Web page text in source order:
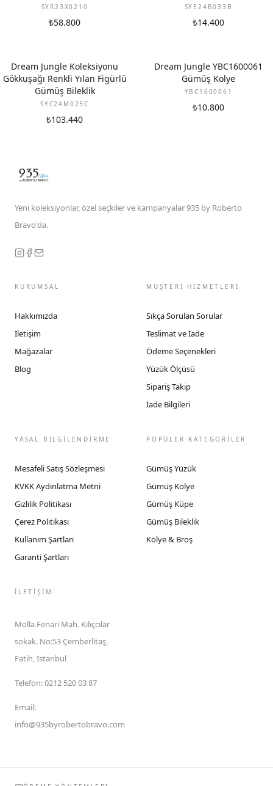
SYR23X0210
₺58.800
SYE24B033B
₺14.400
Dream Jungle Koleksiyonu
Gökkuşağı Renkli Yılan Figürlü
Gümüş Bileklik
SYC24M025C
₺103.440
Dream Jungle YBC1600061
Gümüş Kolye
YBC1600061
₺10.800
Yeni koleksiyonlar, özel seçkiler ve kampanyalar 935 by Roberto
Bravo'da.
KURUMSAL
Hakkımızda
İletişim
Mağazalar
Blog
MÜŞTERİ HİZMETLERİ
Sıkça Sorulan Sorular
Teslimat ve İade
Ödeme Seçenekleri
Yüzük Ölçüsü
Sipariş Takip
İade Bilgileri
YASAL BİLGİLENDİRME
Mesafeli Satış Sözleşmesi
KVKK Aydınlatma Metni
Gizlilik Politikası
Çerez Politikası
Kullanım Şartları
Garanti Şartları
POPÜLER KATEGORİLER
Gümüş Yüzük
Gümüş Kolye
Gümüş Küpe
Gümüş Bileklik
Kolye & Broş
İLETIŞIM
Molla Fenari Mah. Kılıçcılar
sokak. No:53 Çemberlitaş,
Fatih, İstanbul
Telefon:0212 520 03 87
Email:
info@935byrobertobravo.com